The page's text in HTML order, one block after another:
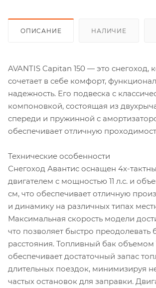
ОПИСАНИЕ НАЛИЧИЕ
AVANTIS Capitan 150 — это снегоход,
сочетает в себе комфорт,
надежность. Его подвеска с
компоновкой, состоящая из
спереди и пружинной с
обеспечивает отличную
Технические особенности
Снегоход Авантис оснащен 4х-
двигателем с мощностью 11 л.с. и
см, что обеспечивает отличную
и динамику на различных типах
Максимальная скорость модели
что позволяет быстро преодолевать
расстояния. Топливный бак объемом
обеспечивает достаточный запас
длительных поездок, минимизируя
частых остановок для заправки.